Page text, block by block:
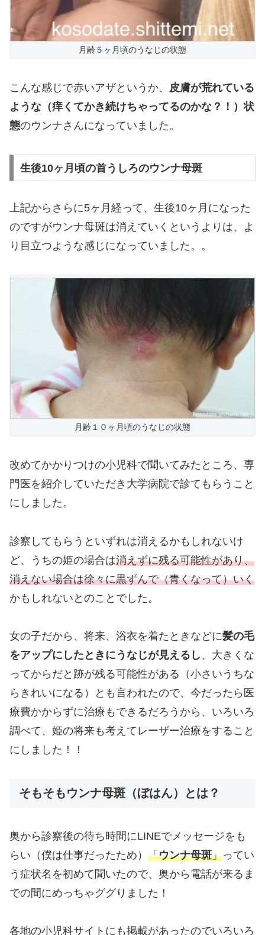
月齢５ヶ月頃のうなじの状態
こんな感じで赤いアザというか、 皮膚が荒れている
ような（痒くてかき続けちゃってるのかな？！）状
態のウンナさんになっていました。
生後10ヶ月頃の首うしろのウンナ母斑
上記からさらに5ヶ月経って、生後10ヶ月になった
のですがウンナ母斑は消えていくというよりは、よ
り目立つような感じになっていました。。
月齢１０ヶ月頃のうなじの状態
改めてかかりつけの小児科で聞いてみたところ、専
門医を紹介していただき大学病院で診てもらうこと
にしました。
診察してもらうといずれは消えるかもしれないけ
ど、うちの姫の場合は消えずに残る可能性があり、
消えない場合は徐々に黒ずんで（青くなって）いく
かもしれないとのことでした。
女の子だから、将来、浴衣を着たときなどに髪の毛
をアップにしたときにうなじが見えるし 、大きくな
ってからだと跡が残る可能性がある（小さいうちな
らきれいになる）とも言われたので、今だったら医
療費かからずに治療もできるだろうから、いろいろ
調べて、姫の将来も考えてレーザー治療をすること
にしました！！
そもそもウンナ母斑（ぼはん）とは？
奥から診察後の待ち時間にLINEでメッセージをも
らい（僕は仕事だったため） 「ウンナ母斑」ってい
う症状名を初めて聞いたので、奥から電話が来るま
での間にめっちゃググりました！
各地の小児科サイトにも掲載があったのでいろいろ